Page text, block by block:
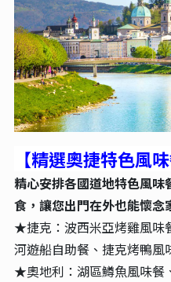
【精選奧捷特色風味
精心安排各國道地特色風
食，讓您出門在外也能懷念
★捷克：波西米亞烤雞風味
河遊船自助餐、捷克烤鴨風
★奧地利：湖區鱒魚風味餐